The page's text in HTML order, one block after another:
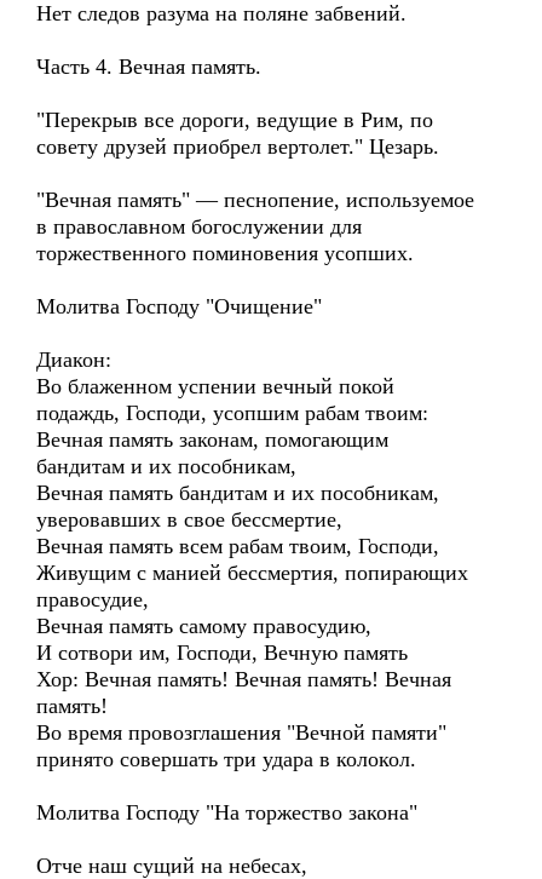
Нет следов разума на поляне забвений.
Часть 4. Вечная память.
"Перекрыв все дороги, ведущие в Рим, по
совету друзей приобрел вертолет." Цезарь.
"Вечная память" — песнопение, используемое
в православном богослужении для
торжественного поминовения усопших.
Молитва Господу "Очищение"
Диакон:
Во блаженном успении вечный покой
подаждь, Господи, усопшим рабам твоим:
Вечная память законам, помогающим
бандитам и их пособникам,
Вечная память бандитам и их пособникам,
уверовавших в свое бессмертие,
Вечная память всем рабам твоим, Господи,
Живущим с манией бессмертия, попирающих
правосудие,
Вечная память самому правосудию,
И сотвори им, Господи, Вечную память
Хор: Вечная память! Вечная память! Вечная
память!
Во время провозглашения "Вечной памяти"
принято совершать три удара в колокол.
Молитва Господу "На торжество закона"
Отче наш сущий на небесах,